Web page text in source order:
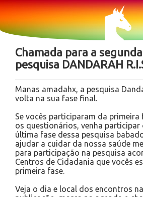
Sobre
Notícias
Chamada para a
pesquisa DANDARAH
Manas amadahx, a pesquisa
volta na sua fase final.
Se vocês participaram da primeira
os questionários, venha participar
última fase dessa pesquisa
ajudar a cuidar da nossa saúde
para participação na pesquisa
Centros de Cidadania que vocês
primeira fase.
Veja o dia e local dos encontros